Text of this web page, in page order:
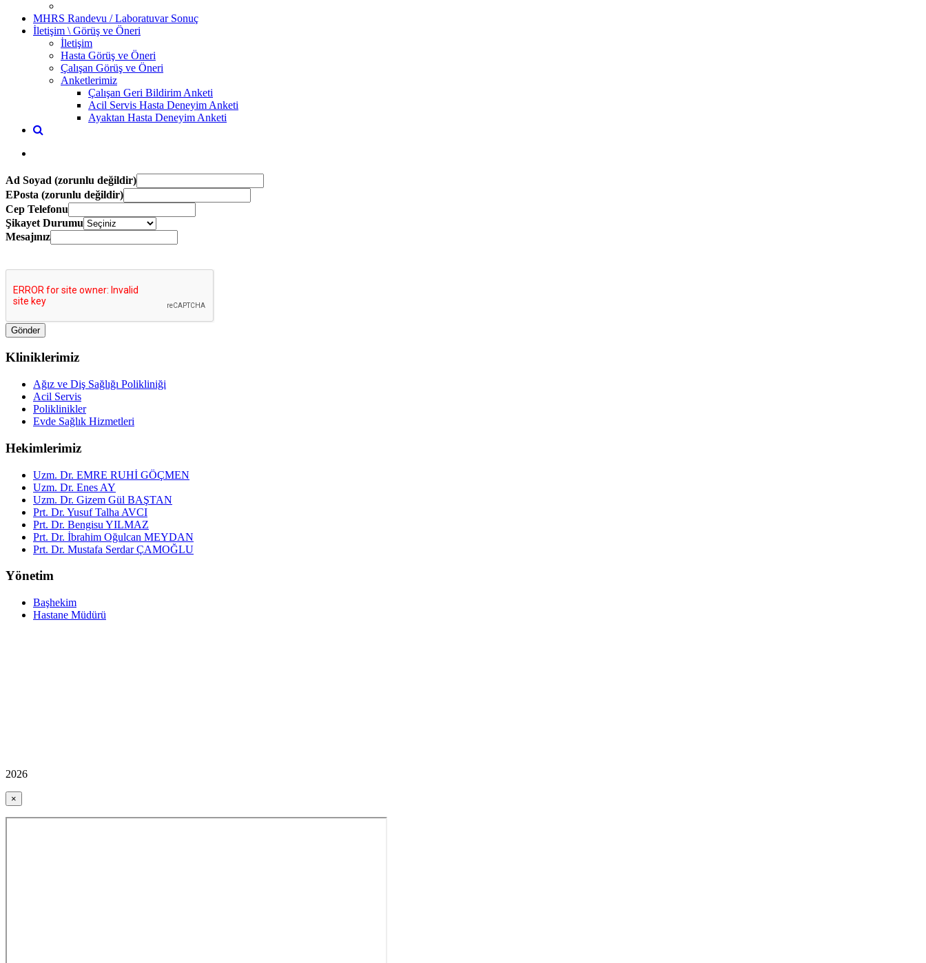
MHRS Randevu / Laboratuvar Sonuç
İletişim \ Görüş ve Öneri
İletişim
Hasta Görüş ve Öneri
Çalışan Görüş ve Öneri
Anketlerimiz
Çalışan Geri Bildirim Anketi
Acil Servis Hasta Deneyim Anketi
Ayaktan Hasta Deneyim Anketi
Ad Soyad (zorunlu değildir)
EPosta (zorunlu değildir)
Cep Telefonu
Şikayet Durumu
Mesajınız
Kliniklerimiz
Ağız ve Diş Sağlığı Polikliniği
Acil Servis
Poliklinikler
Evde Sağlık Hizmetleri
Hekimlerimiz
Uzm. Dr. EMRE RUHİ GÖÇMEN
Uzm. Dr. Enes AY
Uzm. Dr. Gizem Gül BAŞTAN
Prt. Dr. Yusuf Talha AVCI
Prt. Dr. Bengisu YILMAZ
Prt. Dr. İbrahim Oğulcan MEYDAN
Prt. Dr. Mustafa Serdar ÇAMOĞLU
Yönetim
Başhekim
Hastane Müdürü
2026
×